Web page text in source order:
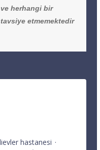
herhangi bir
tavsiye etmemektedir
hastanesi ·